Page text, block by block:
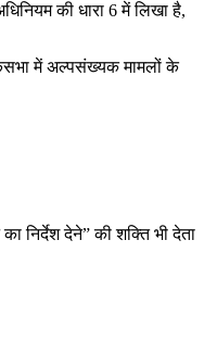
की धारा 6 में लिखा है,
में अल्पसंख्यक मामलों के
निर्देश देने” की शक्ति भी देता